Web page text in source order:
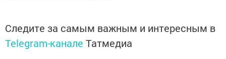
Следите за самым важным и интересным в
Telegram-канале Татмедиа